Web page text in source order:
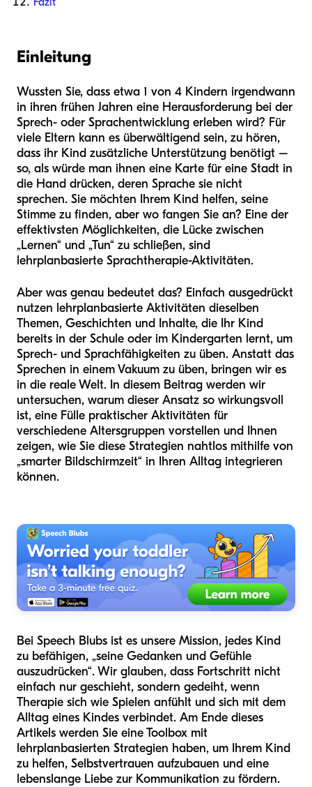
Einleitung
Wussten Sie, dass etwa 1 von 4 Kindern irgendwann
in ihren frühen Jahren eine Herausforderung bei der
Sprech- oder Sprachentwicklung erleben wird? Für
viele Eltern kann es überwältigend sein, zu hören,
dass ihr Kind zusätzliche Unterstützung benötigt –
so, als würde man ihnen eine Karte für eine Stadt in
die Hand drücken, deren Sprache sie nicht
sprechen. Sie möchten Ihrem Kind helfen, seine
Stimme zu finden, aber wo fangen Sie an? Eine der
effektivsten Möglichkeiten, die Lücke zwischen
„Lernen“ und „Tun“ zu schließen, sind
lehrplanbasierte Sprachtherapie-Aktivitäten.
Aber was genau bedeutet das? Einfach ausgedrückt
nutzen lehrplanbasierte Aktivitäten dieselben
Themen, Geschichten und Inhalte, die Ihr Kind
bereits in der Schule oder im Kindergarten lernt, um
Sprech- und Sprachfähigkeiten zu üben. Anstatt das
Sprechen in einem Vakuum zu üben, bringen wir es
in die reale Welt. In diesem Beitrag werden wir
untersuchen, warum dieser Ansatz so wirkungsvoll
ist, eine Fülle praktischer Aktivitäten für
verschiedene Altersgruppen vorstellen und Ihnen
zeigen, wie Sie diese Strategien nahtlos mithilfe von
„smarter Bildschirmzeit“ in Ihren Alltag integrieren
können.
Bei Speech Blubs ist es unsere Mission, jedes Kind
zu befähigen, „seine Gedanken und Gefühle
auszudrücken“. Wir glauben, dass Fortschritt nicht
einfach nur geschieht, sondern gedeiht, wenn
Therapie sich wie Spielen anfühlt und sich mit dem
Alltag eines Kindes verbindet. Am Ende dieses
Artikels werden Sie eine Toolbox mit
lehrplanbasierten Strategien haben, um Ihrem Kind
zu helfen, Selbstvertrauen aufzubauen und eine
lebenslange Liebe zur Kommunikation zu fördern.